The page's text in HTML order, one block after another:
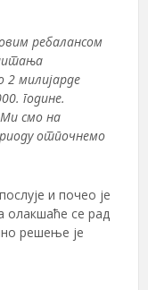
ребалансом
2 милијарде
године.
Ми смо на
отпочнемо
и почео је
олакшаће се рад
решење је